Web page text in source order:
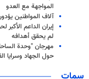
المواجهة مع العدو
آلاف المواطنين
إيران الداعم الأكبر
لم يحقق أهدافه
مهرجان "وحدة
حول الجهاد وسرايا
سمات